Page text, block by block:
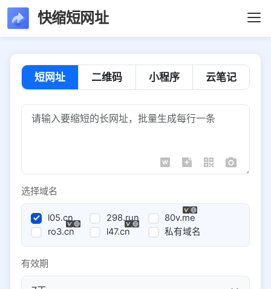
快缩短网址
短网址 二维码 小程序 云笔记
选择域名
l05.cn 298.run
80v.me
ro3.cn
l47.cn 私有域名
有效期